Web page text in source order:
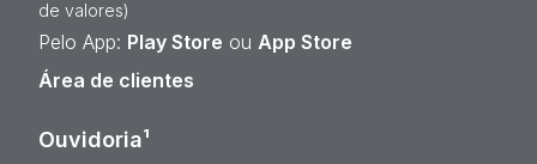
de valores)
Pelo App: Play Store ou App Store
Área de clientes
Ouvidoria¹